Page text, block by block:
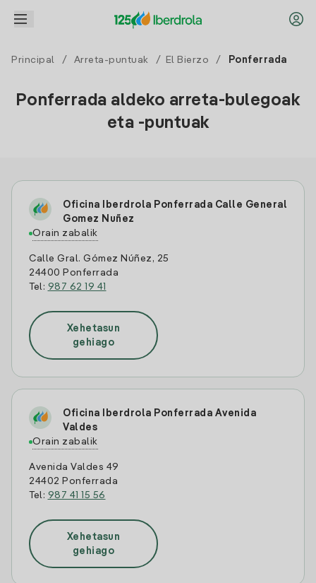
Principal / Arreta-puntuak / El Bierzo / Ponferrada
Ponferrada aldeko arreta-bulegoak
eta -puntuak
Oficina Iberdrola Ponferrada Calle General
Gomez Nuñez
Orain zabalik
Calle Gral. Gómez Núñez, 25
24400 Ponferrada
Tel: 987 62 19 41
Xehetasun
gehiago
Oficina Iberdrola Ponferrada Avenida
Valdes
Orain zabalik
Avenida Valdes 49
24402 Ponferrada
Tel: 987 41 15 56
Xehetasun
gehiago